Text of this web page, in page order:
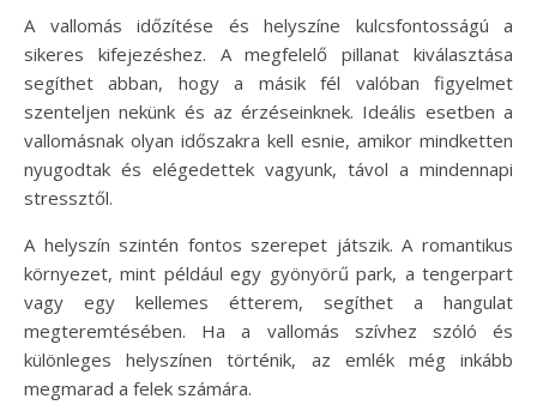
A vallomás időzítése és helyszíne kulcsfontosságú a
sikeres kifejezéshez. A megfelelő pillanat kiválasztása
segíthet abban, hogy a másik fél valóban figyelmet
szenteljen nekünk és az érzéseinknek. Ideális esetben a
vallomásnak olyan időszakra kell esnie, amikor mindketten
nyugodtak és elégedettek vagyunk, távol a mindennapi
stressztől.
A helyszín szintén fontos szerepet játszik. A romantikus
környezet, mint például egy gyönyörű park, a tengerpart
vagy egy kellemes étterem, segíthet a hangulat
megteremtésében. Ha a vallomás szívhez szóló és
különleges helyszínen történik, az emlék még inkább
megmarad a felek számára.